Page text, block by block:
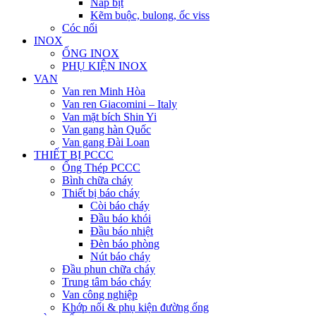
Nắp bịt
Kẽm buộc, bulong, ốc viss
Cóc nối
INOX
ỐNG INOX
PHỤ KIỆN INOX
VAN
Van ren Minh Hòa
Van ren Giacomini – Italy
Van mặt bích Shin Yi
Van gang hàn Quốc
Van gang Đài Loan
THIẾT BỊ PCCC
Ống Thép PCCC
Bình chữa cháy
Thiết bị báo cháy
Còi báo cháy
Đầu báo khói
Đầu báo nhiệt
Đèn báo phòng
Nút báo cháy
Đầu phun chữa cháy
Trung tâm báo cháy
Van công nghiệp
Khớp nối & phụ kiện đường ống